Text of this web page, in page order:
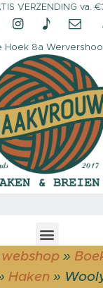
VERZENDING va.
Hoek 8a
webshop »
Haken »
&
HAAKVROUW